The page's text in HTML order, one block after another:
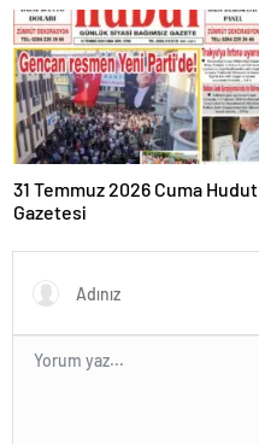
31 Temmuz 2026 Cuma Hudut
Gazetesi